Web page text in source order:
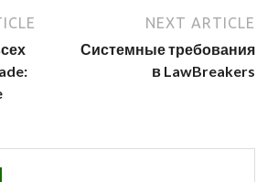
NEXT ARTICLE
Системные требования
в LawBreakers